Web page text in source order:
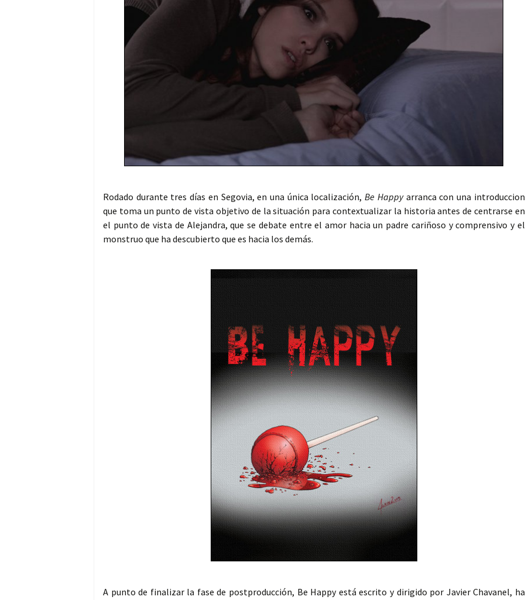
Rodado durante tres días en Segovia, en una única localización,Be Happyarranca con una introduccion
que toma un punto de vista objetivo de la situación para contextualizar la historia antes de centrarse en
el punto de vista de Alejandra, que se debate entre el amor hacia un padre cariñoso y comprensivo y el
monstruo que ha descubierto que es hacia los demás.
A punto de finalizar la fase de postproducción, Be Happy está escrito y dirigido por Javier Chavanel, ha